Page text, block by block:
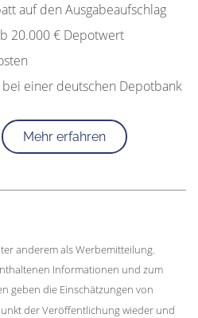
auf den Ausgabeaufschlag
20.000 € Depotwert
einer deutschen Depotbank
Mehr erfahren
anderem als Werbemitteilung.
Informationen und zum
geben die Einschätzungen von
der Veröffentlichung wieder und